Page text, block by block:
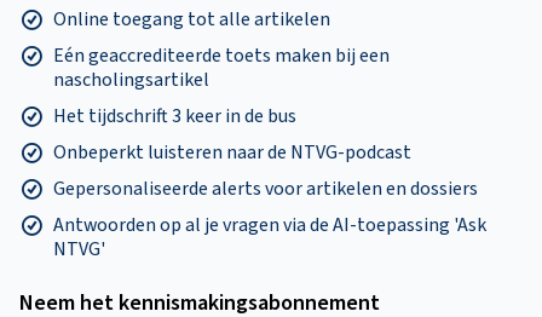
Online toegang tot alle artikelen
Eén geaccrediteerde toets maken bij een
nascholingsartikel
Het tijdschrift 3 keer in de bus
Onbeperkt luisteren naar de NTVG-podcast
Gepersonaliseerde alerts voor artikelen en dossiers
Antwoorden op al je vragen via de AI-toepassing 'Ask
NTVG'
Neem het kennismakings­abonnement